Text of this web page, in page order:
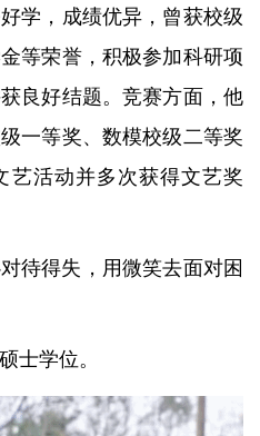
学，成绩优异，曾获校级
等荣誉，积极参加科研项
良好结题。竞赛方面，他
一等奖、数模校级二等奖
艺活动并多次获得文艺奖
待得失，用微笑去面对困
士学位。